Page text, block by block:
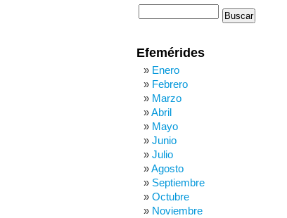
Efemérides
Enero
Febrero
Marzo
Abril
Mayo
Junio
Julio
Agosto
Septiembre
Octubre
Noviembre